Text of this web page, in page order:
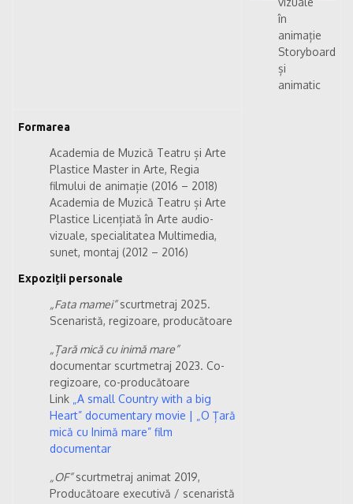
în
animație
Storyboard
și
animatic
Formarea
Academia de Muzică Teatru și Arte
Plastice Master in Arte, Regia
filmului de animație (2016 – 2018)
Academia de Muzică Teatru și Arte
Plastice Licențiată în Arte audio-
vizuale, specialitatea Multimedia,
sunet, montaj (2012 – 2016)
Expoziții personale
„Fata mamei”scurtmetraj 2025.
Scenaristă, regizoare, producătoare
„Țară mică cu inimă mare”
documentar scurtmetraj 2023. Co-
regizoare, co-producătoare
Link „A small Country with a big
Heart” documentary movie | „O Țară
mică cu Inimă mare” film
documentar
„OF”scurtmetraj animat 2019,
Producătoare executivă / scenaristă